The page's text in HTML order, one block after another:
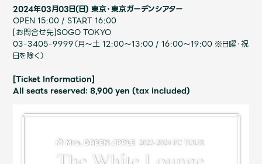
2024年03月03日(日) ​東京・東京ガーデンシアター
OPEN 15:00 / START 16:00
[お問合せ先]SOGO TOKYO
03-3405-9999（月～土 12:00～13:00 / 16:00～19:00 ※日曜・祝
日を除く）
[Ticket Information]
All seats reserved: 8,900 yen (tax included)